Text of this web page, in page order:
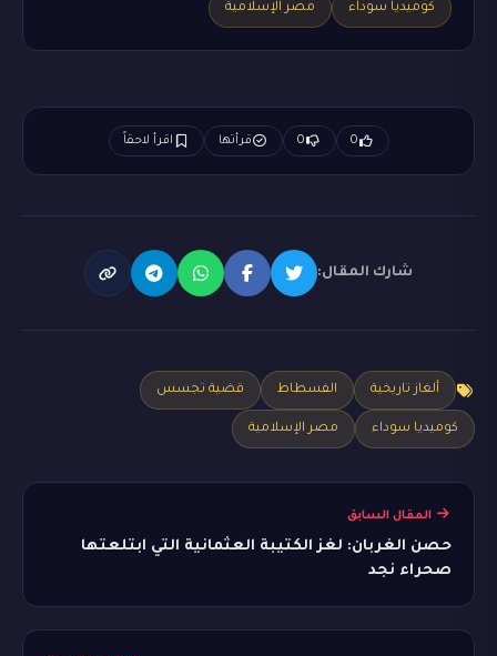
كوميديا سوداء مصر الإسلامية
0
0 قرأتها اقرأ لاحقاً
شارك المقال:
ألغاز تاريخية الفسطاط قضية تجسس
كوميديا سوداء مصر الإسلامية
المقال السابق
حصن الغربان: لغز الكتيبة العثمانية التي ابتلعتها
صحراء نجد